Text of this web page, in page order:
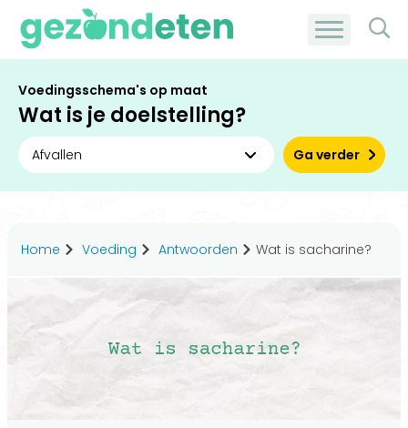
Voedingsschema's op maat
Wat is je doelstelling?
Ga verder
Home Voeding Antwoorden Wat is sacharine?